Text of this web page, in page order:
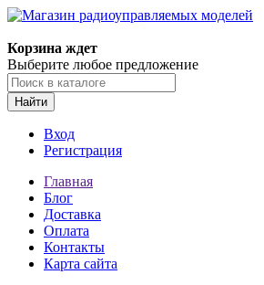
Корзина ждет
Выберите любое предложение
Найти
Вход
Регистрация
Главная
Блог
Доставка
Оплата
Контакты
Карта сайта